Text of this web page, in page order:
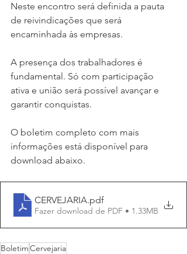
Neste encontro será definida a pauta
de reivindicações que será
encaminhada às empresas.
A presença dos trabalhadores é
fundamental. Só com participação
ativa e união será possível avançar e
garantir conquistas.
O boletim completo com mais
informações está disponível para
download abaixo.
CERVEJARIA.pdf
Fazer download de PDF • 1.33MB
BoletimCervejaria